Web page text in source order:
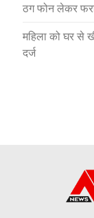
ठग फोन लेकर
महिला को घर से
दर्ज